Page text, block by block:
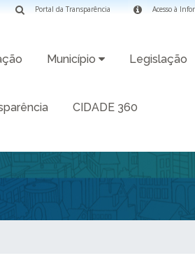
Acesso à
Portal da Transparência
Município Legislação
CIDADE 360